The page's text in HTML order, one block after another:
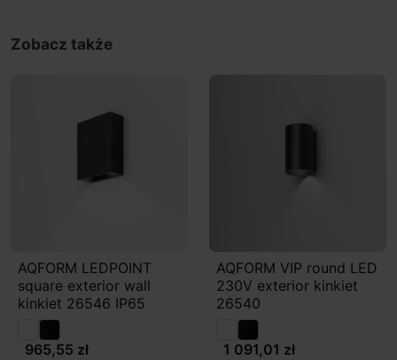
Zobacz także
AQFORM LEDPOINT
square exterior wall
kinkiet 26546 IP65
965,55 zł
AQFORM VIP round LED
230V exterior kinkiet
26540
1 091,01 zł